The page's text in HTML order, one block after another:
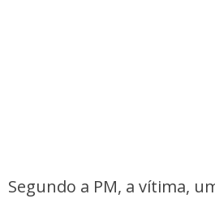
Segundo a PM, a vítima,